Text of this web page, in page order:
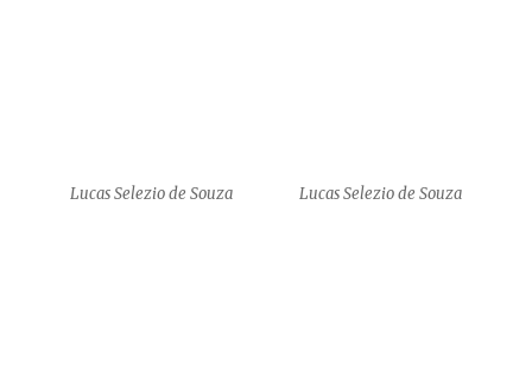
Shirin Sayarenejad Amy J. Klement